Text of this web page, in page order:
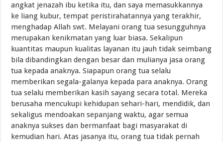
angkat jenazah ibu ketika itu, dan saya memasukkannya
ke liang kubur, tempat peristirahatannya yang terakhir,
menghadap Allah swt. Melayani orang tua sesungguhnya
merupakan kenikmatan yang luar biasa. Sekalipun
kuantitas maupun kualitas layanan itu jauh tidak seimbang
bila dibandingkan dengan besar dan mulianya jasa orang
tua kepada anaknya. Siapapun orang tua selalu
memberikan segala-galanya kepada para anaknya. Orang
tua selalu memberikan kasih sayang secara total. Mereka
berusaha mencukupi kehidupan sehari-hari, mendidik, dan
sekaligus mendoakan sepanjang waktu, agar semua
anaknya sukses dan bermanfaat bagi masyarakat di
kemudian hari. Atas jasanya itu, orang tua tidak pernah